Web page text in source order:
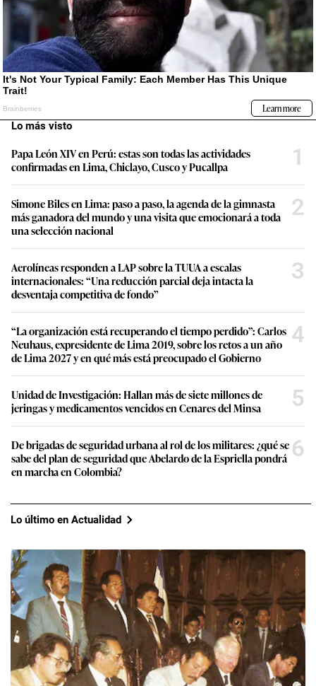
Lo más visto
Papa León XIV en Perú: estas son todas las actividades
confirmadas en Lima, Chiclayo, Cusco y Pucallpa
1
Simone Biles en Lima: paso a paso, la agenda de la gimnasta
más ganadora del mundo y una visita que emocionará a toda
una selección nacional
2
Aerolíneas responden a LAP sobre la TUUA a escalas
internacionales: “Una reducción parcial deja intacta la
desventaja competitiva de fondo”
3
“La organización está recuperando el tiempo perdido”: Carlos
Neuhaus, expresidente de Lima 2019, sobre los retos a un año
de Lima 2027 y en qué más está preocupado el Gobierno
4
Unidad de Investigación: Hallan más de siete millones de
jeringas y medicamentos vencidos en Cenares del Minsa
5
De brigadas de seguridad urbana al rol de los militares: ¿qué se
sabe del plan de seguridad que Abelardo de la Espriella pondrá
en marcha en Colombia?
6
Lo último en Actualidad